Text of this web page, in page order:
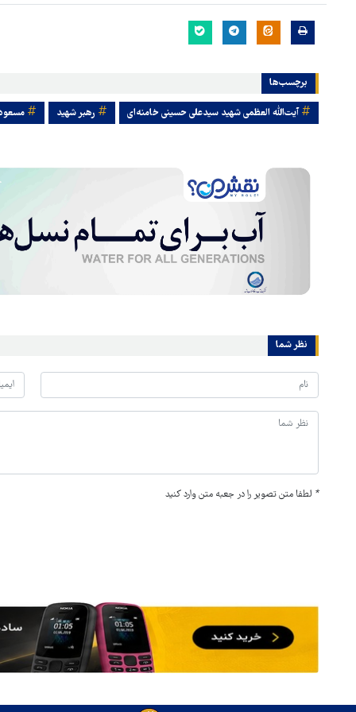
برچسب‌ها
آیت‌الله العظمی شهید سیدعلی حسینی خامنه‌ای رهبر شهید
نظر شما
* لطفا متن تصویر را در جعبه متن وارد کنید